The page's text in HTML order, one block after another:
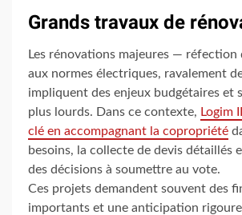
Grands travaux de
Les rénovations majeures — réfection
aux normes électriques, ravalement
impliquent des enjeux budgétaires et
plus lourds. Dans ce contexte, Logim
clé en accompagnant la copropriété
besoins, la collecte de devis détaillés
des décisions à soumettre au vote.
Ces projets demandent souvent des
importants et une anticipation